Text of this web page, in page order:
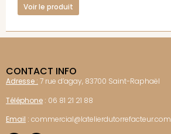
Voir le produit
CONTACT INFO
Adresse : 7 rue d’agay, 83700 Saint-Raphaël
Téléphone : 06 81 21 21 88
Email : commercial@latelierdutorrefacteur.com